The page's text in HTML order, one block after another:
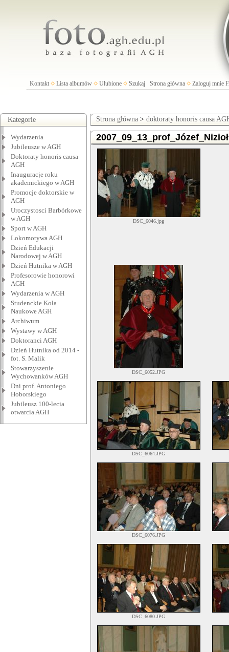
Kontakt Lista albumów Ulubione Szukaj Strona główna Zaloguj mnie
Kategorie
Wydarzenia
Jubileusze w AGH
Doktoraty honoris causa
AGH
Inauguracje roku
akademickiego w AGH
Promocje doktorskie w
AGH
Uroczystosci Barbórkowe
w AGH
Sport w AGH
Lokomotywa AGH
Dzień Edukacji
Narodowej w AGH
Dzień Hutnika w AGH
Profesorowie honorowi
AGH
Wydarzenia w AGH
Studenckie Koła
Naukowe AGH
Archiwum
Wystawy w AGH
Doktoranci AGH
Dzień Hutnika od 2014 -
fot. S. Malik
Stowarzyszenie
Wychowanków AGH
Dni prof. Antoniego
Hoborskiego
Jubileusz 100-lecia
otwarcia AGH
Strona główna > doktoraty honoris causa
2007_09_13_prof_Józef_Nizioł
DSC_6046.jpg
DSC_6052.JPG
DSC_6064.JPG
DSC_6076.JPG
DSC_6080.JPG